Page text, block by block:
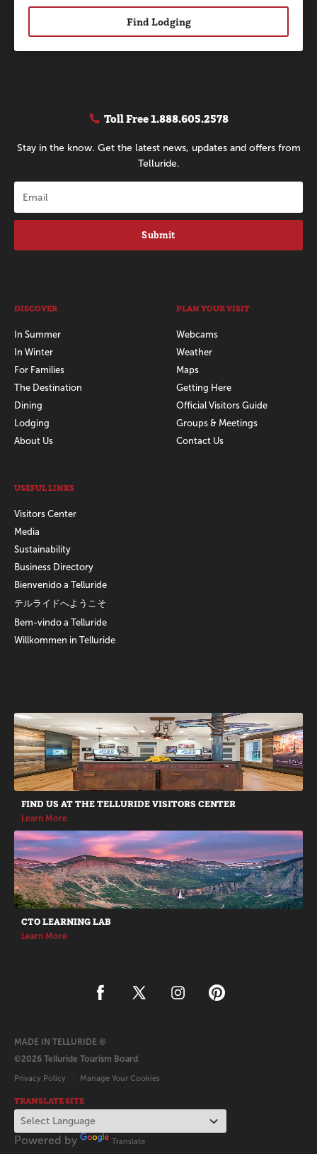
Find Lodging
Toll Free1.888.605.2578
Stay in the know. Get the latest news, updates and offers from
Telluride.
Submit
DISCOVER
In Summer
In Winter
For Families
The Destination
Dining
Lodging
About Us
PLAN YOUR VISIT
Webcams
Weather
Maps
Getting Here
Official Visitors Guide
Groups & Meetings
Contact Us
USEFUL LINKS
Visitors Center
Media
Sustainability
Business Directory
Bienvenido a Telluride
テルライドへようこそ
Bem-vindo a Telluride
Willkommen in Telluride
Promotions
FIND US AT THE TELLURIDE VISITORS CENTER
Learn More
CTO LEARNING LAB
Learn More
MADE IN TELLURIDE ®
©2026 Telluride Tourism Board
Privacy Policy Manage Your Cookies
TRANSLATE SITE
Powered by Translate